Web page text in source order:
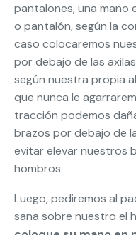
pantalones, una mano
o pantalón, según la
caso colocaremos
por debajo de las
según nuestra propia
que nunca le
tracción podemos
brazos por debajo de
evitar elevar nuestros
hombros.
Luego, pediremos al
sana sobre nuestro el